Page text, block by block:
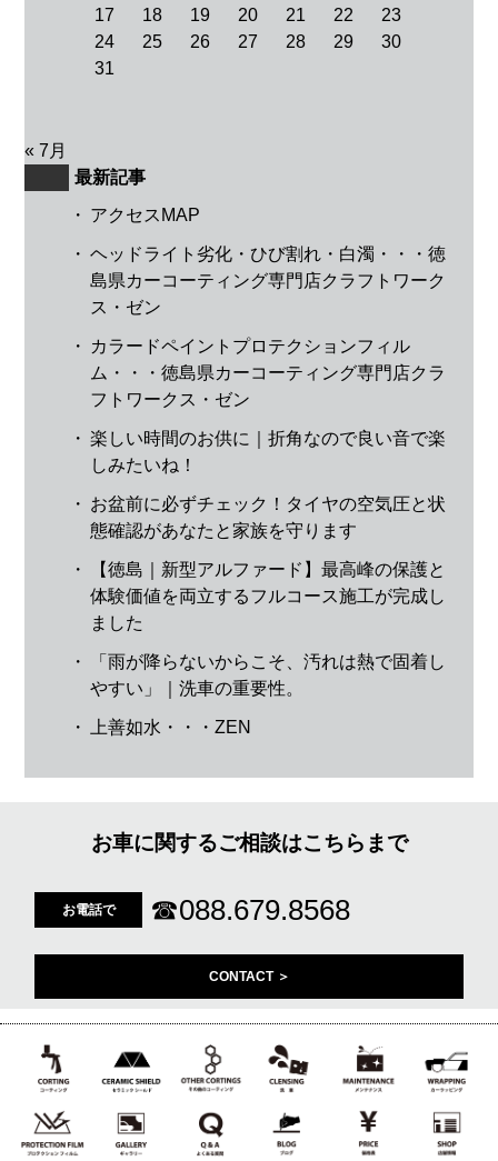
17
18 19 20 21 22
23
24
25 26 27 28 29
30
31
« 7月
最新記事
・ アクセスMAP
・ ヘッドライト劣化・ひび割れ・白濁・・・徳
島県カーコーティング専門店クラフトワーク
ス・ゼン
・
カラードペイントプロテクションフィル
ム・・・徳島県カーコーティング専門店クラ
フトワークス・ゼン
・ 楽しい時間のお供に｜折角なので良い音で楽
しみたいね！
・ お盆前に必ずチェック！タイヤの空気圧と状
態確認があなたと家族を守ります
・
【徳島｜新型アルファード】最高峰の保護と
体験価値を両立するフルコース施工が完成し
ました
・
「雨が降らないからこそ、汚れは熱で固着し
やすい」｜洗車の重要性。
・ 上善如水・・・ZEN
お車に関するご相談はこちらまで
お電話で ☎088.679.8568
CONTACT ＞